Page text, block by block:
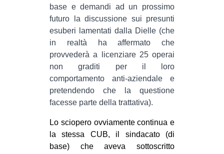
CINEMA
MUSICA
RECENSIONI
INTERNAZIONALE
ESTREMO ORIENTE
EUROPA
base e demandi ad un prossimo
futuro la discussione sui presunti
esuberi lamentati dalla Dielle (che
in realtà ha affermato che
provvederà a licenziare 25 operai
non graditi per il loro
comportamento anti-aziendale e
pretendendo che la questione
facesse parte della trattativa).
Lo sciopero ovviamente continua e
la stessa CUB, il sindacato (di
base) che aveva sottoscritto